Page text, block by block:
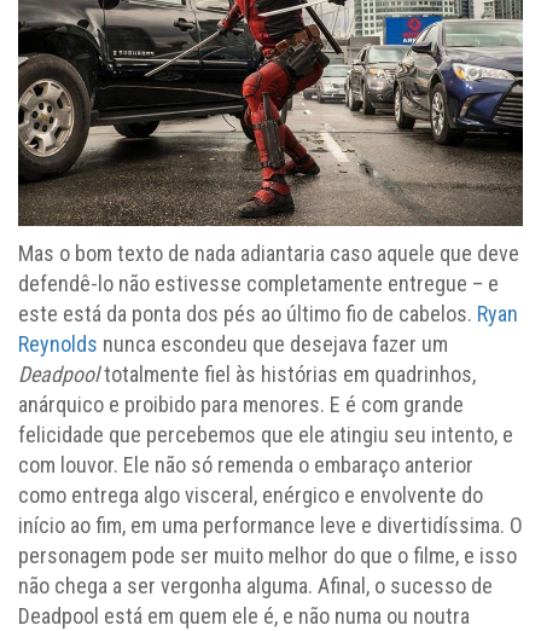
Mas o bom texto de nada adiantaria caso aquele que deve
defendê-lo não estivesse completamente entregue – e
este está da ponta dos pés ao último fio de cabelos. Ryan
Reynolds nunca escondeu que desejava fazer um
Deadpooltotalmente fiel às histórias em quadrinhos,
anárquico e proibido para menores. E é com grande
felicidade que percebemos que ele atingiu seu intento, e
com louvor. Ele não só remenda o embaraço anterior
como entrega algo visceral, enérgico e envolvente do
início ao fim, em uma performance leve e divertidíssima. O
personagem pode ser muito melhor do que o filme, e isso
não chega a ser vergonha alguma. Afinal, o sucesso de
Deadpool está em quem ele é, e não numa ou noutra